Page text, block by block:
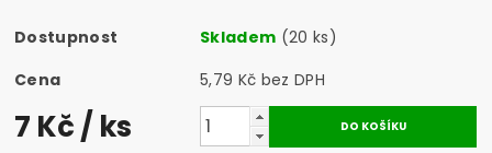
Dostupnost Skladem (20 ks)
Cena
5,79 Kč bez DPH
7 Kč/ ks